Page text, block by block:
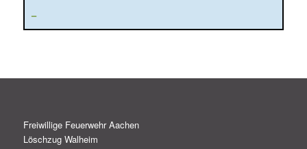
–
Freiwillige Feuerwehr Aachen
Löschzug Walheim